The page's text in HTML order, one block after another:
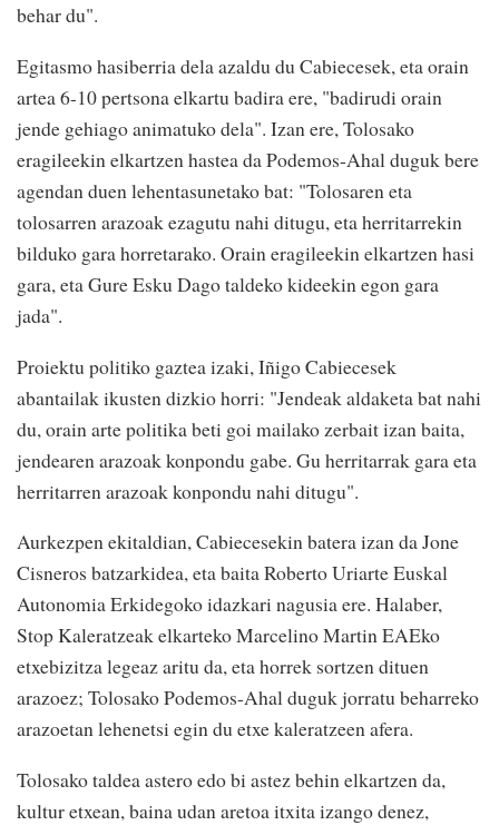
behar du".
Egitasmo hasiberria dela azaldu du Cabiecesek, eta orain
artea 6-10 pertsona elkartu badira ere, "badirudi orain
jende gehiago animatuko dela". Izan ere, Tolosako
eragileekin elkartzen hastea da Podemos-Ahal duguk bere
agendan duen lehentasunetako bat: "Tolosaren eta
tolosarren arazoak ezagutu nahi ditugu, eta herritarrekin
bilduko gara horretarako. Orain eragileekin elkartzen hasi
gara, eta Gure Esku Dago taldeko kideekin egon gara
jada".
Proiektu politiko gaztea izaki, Iñigo Cabiecesek
abantailak ikusten dizkio horri: "Jendeak aldaketa bat nahi
du, orain arte politika beti goi mailako zerbait izan baita,
jendearen arazoak konpondu gabe. Gu herritarrak gara eta
herritarren arazoak konpondu nahi ditugu".
Aurkezpen ekitaldian, Cabiecesekin batera izan da Jone
Cisneros batzarkidea, eta baita Roberto Uriarte Euskal
Autonomia Erkidegoko idazkari nagusia ere. Halaber,
Stop Kaleratzeak elkarteko Marcelino Martin EAEko
etxebizitza legeaz aritu da, eta horrek sortzen dituen
arazoez; Tolosako Podemos-Ahal duguk jorratu beharreko
arazoetan lehenetsi egin du etxe kaleratzeen afera.
Tolosako taldea astero edo bi astez behin elkartzen da,
kultur etxean, baina udan aretoa itxita izango denez,